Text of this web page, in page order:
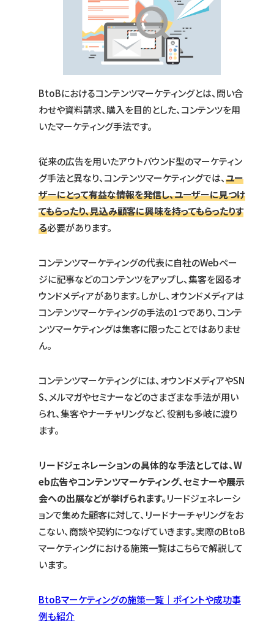
BtoBにおけるコンテンツマーケティングとは、問い合
わせや資料請求、購入を目的とした、コンテンツを用
いたマーケティング手法です。
従来の広告を用いたアウトバウンド型のマーケティン
グ手法と異なり、コンテンツマーケティングでは、ユー
ザーにとって有益な情報を発信し、ユーザーに見つけ
てもらったり、見込み顧客に興味を持ってもらったりす
る必要があります。
コンテンツマーケティングの代表に自社のWebペー
ジに記事などのコンテンツをアップし、集客を図るオ
ウンドメディアがあります。しかし、オウンドメディアは
コンテンツマーケティングの手法の1つであり、コンテ
ンツマーケティングは集客に限ったことではありませ
ん。
コンテンツマーケティングには、オウンドメディアやSN
S、メルマガやセミナーなどのさまざまな手法が用い
られ、集客やナーチャリングなど、役割も多岐に渡り
ます。
リードジェネレーションの具体的な手法としては、W
eb広告やコンテンツマーケティング、セミナーや展示
会への出展などが挙げられます。リードジェネレーシ
ョンで集めた顧客に対して、リードナーチャリングをお
こない、商談や契約につなげていきます。実際のBtoB
マーケティングにおける施策一覧はこちらで解説して
います。
BtoBマーケティングの施策一覧｜ポイントや成功事
例も紹介